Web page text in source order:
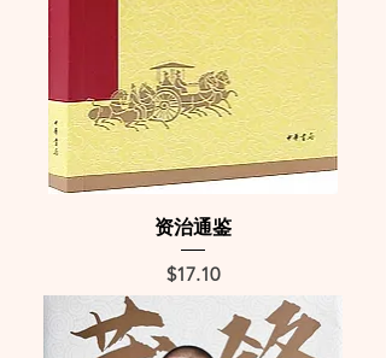
资治通鉴
Price
$17.10